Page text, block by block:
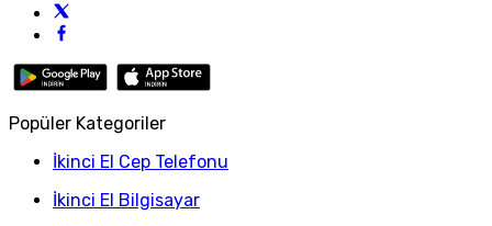
Popüler Kategoriler
İkinci El Cep Telefonu
İkinci El Bilgisayar